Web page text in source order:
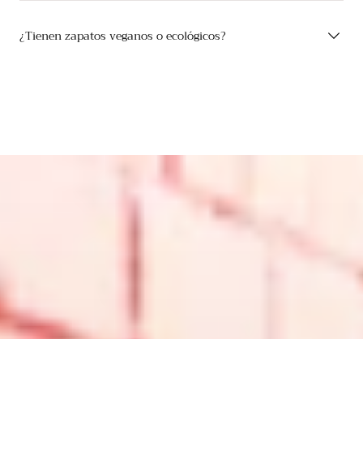
¿Tienen zapatos veganos o ecológicos?